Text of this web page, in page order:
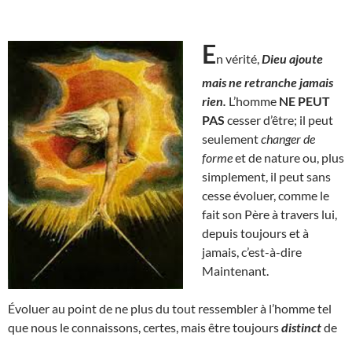
En vérité, Dieu ajoute
mais ne retranche jamais
rien. L’homme NE PEUT
PAS cesser d’être; il peut
seulementchanger de
formeet de nature ou, plus
simplement, il peut sans
cesse évoluer, comme le
fait son Père à travers lui,
depuis toujours et à
jamais, c’est-à-dire
Maintenant.
Évoluer au point de ne plus du tout ressembler à l’homme tel
que nous le connaissons, certes, mais être toujoursdistinctde